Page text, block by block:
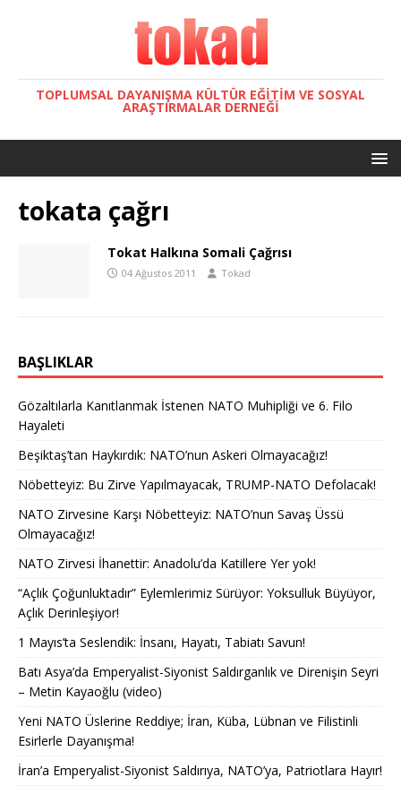
TOPLUMSAL DAYANIŞMA KÜLTÜR EĞITIM VE SOSYAL
ARAŞTIRMALAR DERNEĞI
tokata çağrı
Tokat Halkına Somali Çağrısı
04 Ağustos 2011 Tokad
BAŞLIKLAR
Gözaltılarla Kanıtlanmak İstenen NATO Muhipliği ve 6. Filo
Hayaleti
Beşiktaş’tan Haykırdık: NATO’nun Askeri Olmayacağız!
Nöbetteyiz: Bu Zirve Yapılmayacak, TRUMP-NATO Defolacak!
NATO Zirvesine Karşı Nöbetteyiz: NATO’nun Savaş Üssü
Olmayacağız!
NATO Zirvesi İhanettir: Anadolu’da Katillere Yer yok!
“Açlık Çoğunluktadır” Eylemlerimiz Sürüyor: Yoksulluk Büyüyor,
Açlık Derinleşiyor!
1 Mayıs’ta Seslendik: İnsanı, Hayatı, Tabiatı Savun!
Batı Asya’da Emperyalist-Siyonist Saldırganlık ve Direnişin Seyri
– Metin Kayaoğlu (video)
Yeni NATO Üslerine Reddiye; İran, Küba, Lübnan ve Filistinli
Esirlerle Dayanışma!
İran’a Emperyalist-Siyonist Saldırıya, NATO’ya, Patriotlara Hayır!